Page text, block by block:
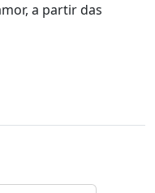
a partir das